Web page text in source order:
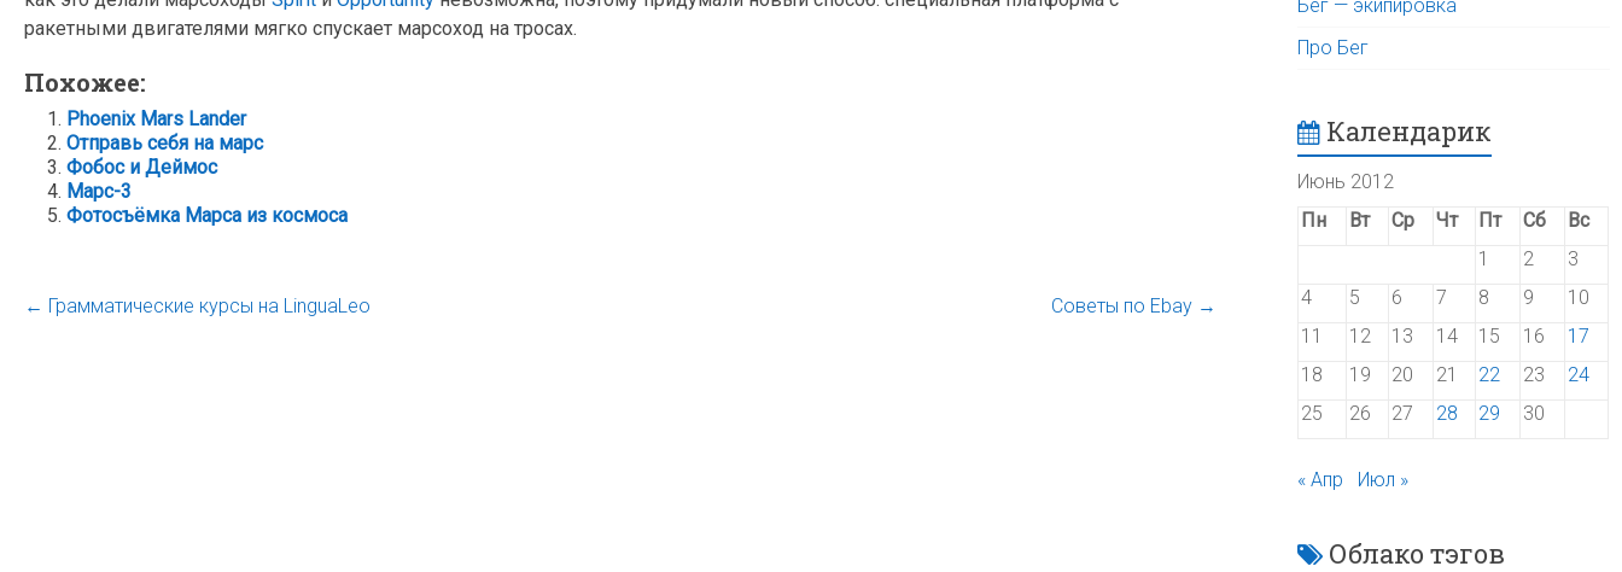
ракетными двигателями мягко спускает марсоход на тросах.
Похожее:
Phoenix Mars Lander
Отправь себя на марс
Фобос и Деймос
Марс-3
Фотосъёмка Марса из космоса
← Грамматические курсы на LinguaLeo Советы по Ebay →
Бег — экипировка
Про Бег
Календарик
Июнь 2012
Пн
Вт Ср Чт Пт Сб
Вс
1
2
3
4
5 6 7 8 9
10
11
12 13 14 15 16
17
18
19 20 21 22 23
24
25
26 27 28 29 30
« Апр Июл »
Облако тэгов